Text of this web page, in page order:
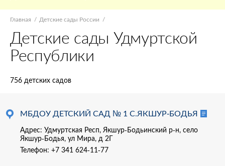
Главная Детские сады России
Детские сады Удмуртской
Республики
756 детских садов
МБДОУ ДЕТСКИЙ САД № 1 С.ЯКШУР-БОДЬЯ
Адрес: Удмуртская Респ, Якшур-Бодьинский р-н, село
Якшур-Бодья, ул Мира, д 2Г
Телефон: +7 341 624-11-77